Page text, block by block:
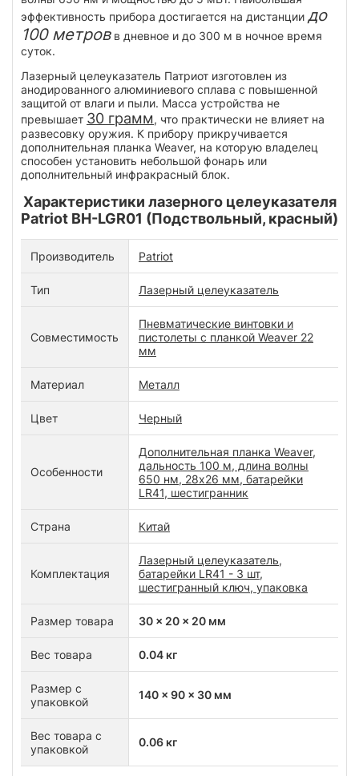
эффективность прибора достигается на дистанции до
100 метровв дневное и до 300 м в ночное время
суток.
Лазерный целеуказатель Патриот изготовлен из
анодированного алюминиевого сплава с повышенной
защитой от влаги и пыли. Масса устройства не
превышает 30 грамм, что практически не влияет на
развесовку оружия. К прибору прикручивается
дополнительная планка Weaver, на которую владелец
способен установить небольшой фонарь или
дополнительный инфракрасный блок.
Характеристики лазерного целеуказателя
Patriot BH-LGR01 (Подствольный, красный)
Производитель Patriot
Тип Лазерный целеуказатель
Совместимость
Пневматические винтовки и
пистолеты с планкой Weaver 22
мм
Материал Металл
Цвет Черный
Особенности
Дополнительная планка Weaver,
дальность 100 м, длина волны
650 нм, 28x26 мм, батарейки
LR41, шестигранник
Страна Китай
Комплектация
Лазерный целеуказатель,
батарейки LR41 - 3 шт,
шестигранный ключ, упаковка
Размер товара 30 x 20 x 20 мм
Вес товара 0.04 кг
Размер с
упаковкой
140 x 90 x 30 мм
Вес товара с
упаковкой
0.06 кг